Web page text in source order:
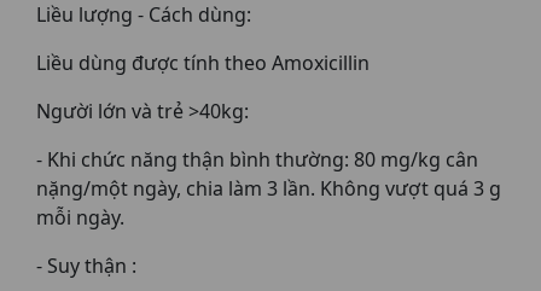
Liều lượng - Cách dùng:
Liều dùng được tính theo Amoxicillin
Người lớn và trẻ >40kg:
- Khi chức năng thận bình thường: 80 mg/kg cân
nặng/một ngày, chia làm 3 lần. Không vượt quá 3 g
mỗi ngày.
- Suy thận :